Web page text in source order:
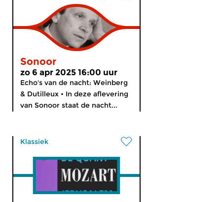
Sonoor
zo 6 apr 2025 16:00 uur
Echo's van de nacht: Weinberg
& Dutilleux • In deze aflevering
van Sonoor staat de nacht...
Klassiek